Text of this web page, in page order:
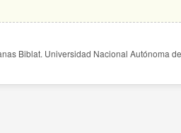
Biblat. Universidad Nacional Autónoma